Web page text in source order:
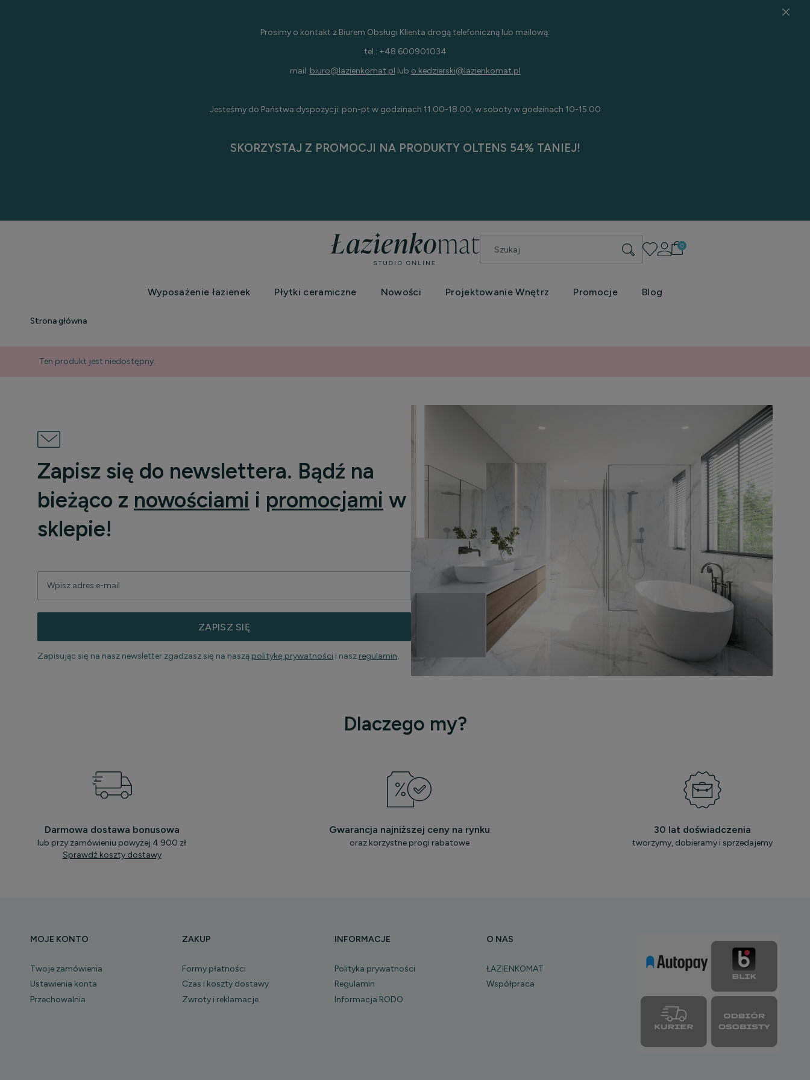
Prosimy o kontakt z Biurem Obsługi Klienta drogą telefoniczną lub mailową:
tel.: +48 600901034
mail: biuro@lazienkomat.pl lub o.kedzierski@lazienkomat.pl
Jesteśmy do Państwa dyspozycji: pon-pt w godzinach 11.00-18.00, w soboty w godzinach 10-15.00
SKORZYSTAJ Z PROMOCJI NA PRODUKTY OLTENS 54% TANIEJ!
Wyposażenie łazienek Płytki ceramiczne Nowości Projektowanie Wnętrz Promocje Blog
Strona główna
Ten produkt jest niedostępny.
Zapisz się do newslettera. Bądź na
bieżąco z nowościami i promocjami w
sklepie!
ZAPISZ SIĘ
Zapisując się na nasz newsletter zgadzasz się na naszą politykę prywatności i nasz regulamin.
Dlaczego my?
Darmowa dostawa bonusowa
lub przy zamówieniu powyżej 4 900 zł
Sprawdź koszty dostawy
Gwarancja najniższej ceny na rynku
oraz korzystne progi rabatowe
30 lat doświadczenia
tworzymy, dobieramy i sprzedajemy
MOJE KONTO
Twoje zamówienia
Ustawienia konta
Przechowalnia
ZAKUP
Formy płatności
Czas i koszty dostawy
Zwroty i reklamacje
INFORMACJE
Polityka prywatności
Regulamin
Informacja RODO
O NAS
ŁAZIENKOMAT
Współpraca